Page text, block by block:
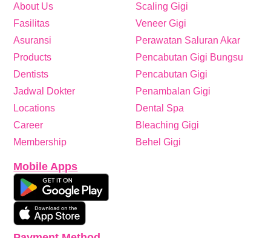
Scaling Gigi
Veneer Gigi
Perawatan Saluran Akar
Pencabutan Gigi Bungsu
Pencabutan Gigi
Penambalan Gigi
Dental Spa
Bleaching Gigi
Behel Gigi
About Us
Fasilitas
Asuransi
Products
Dentists
Jadwal Dokter
Locations
Career
Membership
Mobile Apps